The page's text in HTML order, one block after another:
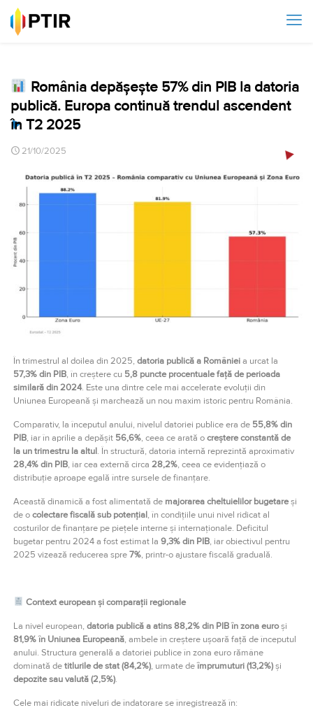
România depășește 57% din PIB la datoria
publică. Europa continuă trendul ascendent
în T2 2025
21/10/2025
În trimestrul al doilea din 2025,datoria publică a Românieia urcat la
57,3% din PIB, în creștere cu 5,8 puncte procentuale față de perioada
similară din 2024. Este una dintre cele mai accelerate evoluții din
Uniunea Europeană și marchează un nou maxim istoric pentru România.
Comparativ, la începutul anului, nivelul datoriei publice era de 55,8% din
PIB, iar în aprilie a depășit 56,6%, ceea ce arată ocreștere constantă de
la un trimestru la altul. În structură, datoria internă reprezintă aproximativ
28,4% din PIB, iar cea externă circa28,2%, ceea ce evidențiază o
distribuție aproape egală între sursele de finanțare.
Această dinamică a fost alimentată de majorarea cheltuielilor bugetareși
de ocolectare fiscală sub potențial, în condițiile unui nivel ridicat al
costurilor de finanțare pe piețele interne și internaționale. Deficitul
bugetar pentru 2024 a fost estimat la9,3% din PIB, iar obiectivul pentru
2025 vizează reducerea spre7%, printr-o ajustare fiscală graduală.
Context european și comparații regionale
La nivel european,datoria publică a atins 88,2% din PIB în zona euroși
81,9% în Uniunea Europeană, ambele în creștere ușoară față de începutul
anului. Structura generală a datoriei publice în zona euro rămâne
dominată detitlurile de stat (84,2%), urmate deîmprumuturi (13,2%)și
depozite sau valută (2,5%).
Cele mai ridicate niveluri de îndatorare se înregistrează în: